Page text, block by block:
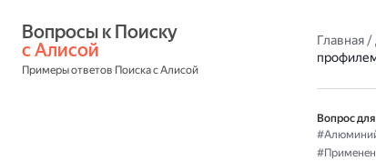
с Алисой
Примеры ответов Поиска с Алисой
Главная/
Вопрос